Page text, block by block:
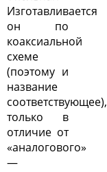
Изготавливается
он по
коаксиальной
схеме
(поэтому и
название
соответствующее),
только в
отличие от
«аналогового»
—